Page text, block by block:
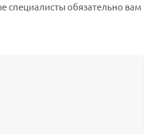
обязательно вам